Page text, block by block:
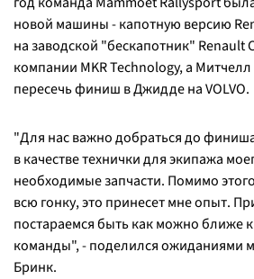
новой машины - капотную версию
на заводской "бескапотник" Renault
компании MKR Technology, а Митчелл
пересечь финиш в Джидде на VOLVO.
"Для нас важно добраться до
в качестве технички для экипажа
необходимые запчасти. Помимо
всю гонку, это принесет мне опыт.
постараемся быть как можно ближе
команды", - поделился ожиданиями
Бринк.